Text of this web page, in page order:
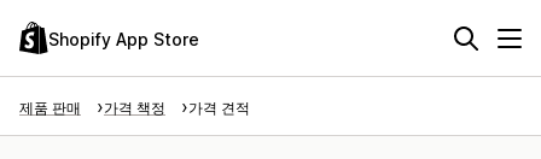
Shopify App Store
제품 판매 가격 책정 가격 견적